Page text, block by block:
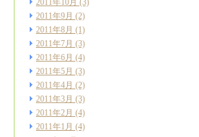
2011年10月 (3)
2011年9月 (2)
2011年8月 (1)
2011年7月 (3)
2011年6月 (4)
2011年5月 (3)
2011年4月 (2)
2011年3月 (3)
2011年2月 (4)
2011年1月 (4)